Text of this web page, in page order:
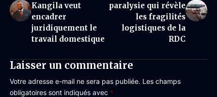
Kangila veut
encadrer
juridiquement le
travail domestique
paralysie qui révèle
les fragilités
logistiques de la
RDC
Laisser un commentaire
Votre adresse e-mail ne sera pas publiée. Les champs
obligatoires sont indiqués avec *